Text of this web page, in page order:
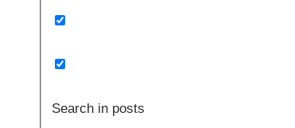
Search in posts